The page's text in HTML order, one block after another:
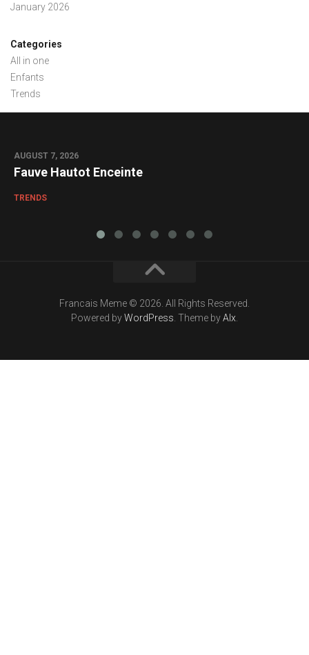
January 2026
Categories
All in one
Enfants
Trends
AUGUST 7, 2026
Fauve Hautot Enceinte
TRENDS
Francais Meme © 2026. All Rights Reserved.
Powered byWordPress . Theme byAlx